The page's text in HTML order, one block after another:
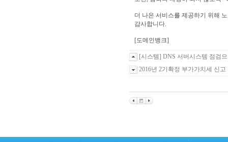
더 나은 서비스를 제공하기 위해
감사합니다.
[도메인뱅크]
[시스템] DNS 서버시스템 점검
2016년 2기확정 부가가치세 신고